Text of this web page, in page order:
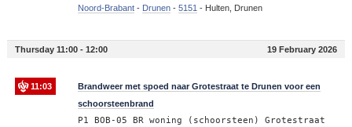
Noord-Brabant- Drunen- 5151 - Hulten, Drunen
Thursday 11:00 - 12:00 19 February 2026
11:03
Brandweer met spoed naar Grotestraat te Drunen voor een
schoorsteenbrand
P1 BOB-05 BR woning (schoorsteen) Grotestraat